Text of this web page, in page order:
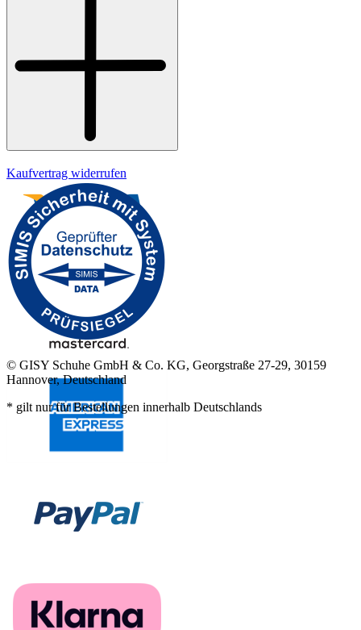
Kaufvertrag widerrufen
© GISY Schuhe GmbH & Co. KG, Georgstraße 27-29, 30159
Hannover, Deutschland
* gilt nur für Bestellungen innerhalb Deutschlands